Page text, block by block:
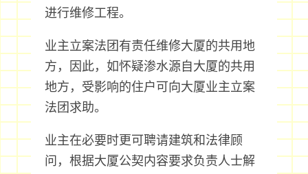
进行维修工程。
业主立案法团有责任维修大厦的共用地
方，因此，如怀疑渗水源自大厦的共用
地方，受影响的住户可向大厦业主立案
法团求助。
业主在必要时更可聘请建筑和法律顾
问，根据大厦公契内容要求负责人士解